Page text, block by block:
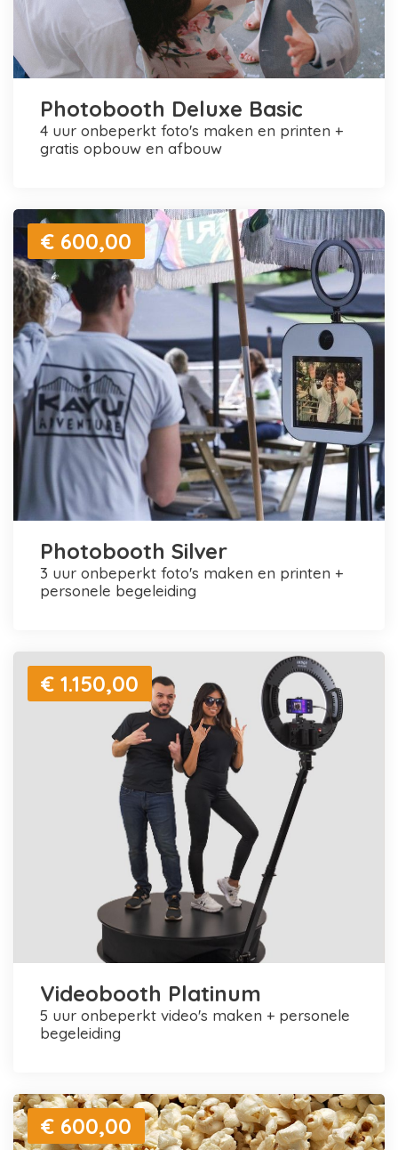
Photobooth Deluxe Basic
4 uur onbeperkt foto's maken en printen +
gratis opbouw en afbouw
€ 600,00
Photobooth Silver
3 uur onbeperkt foto's maken en printen +
personele begeleiding
€ 1.150,00
Videobooth Platinum
5 uur onbeperkt video's maken + personele
begeleiding
€ 600,00